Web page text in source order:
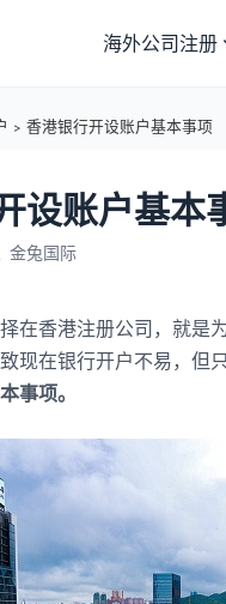
海外公司注册
> 香港银行开设账户基本事项
设账户基本
金兔国际
香港注册公司，就是
现在银行开户不易，但
事项。